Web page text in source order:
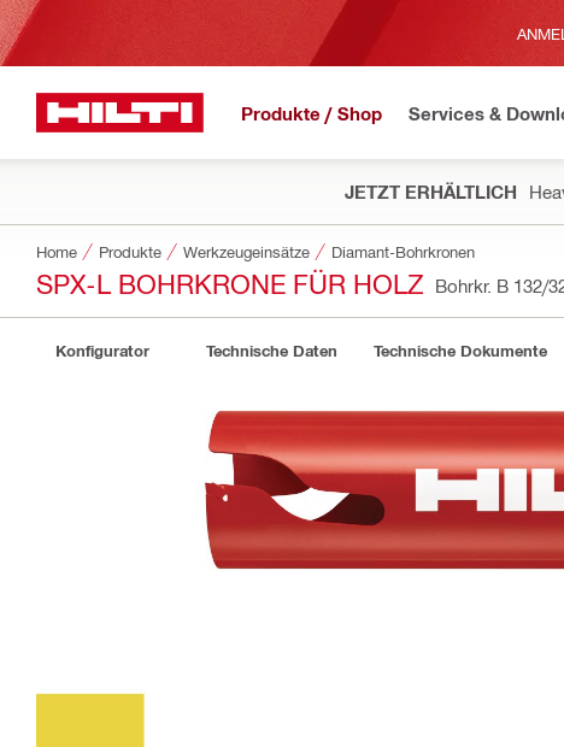
Produkte / Shop Services &
JETZT ERHÄLTLICH
Home Produkte Werkzeugeinsätze Diamant-Bohrkronen
SPX-L BOHRKRONE FÜR HOLZ Bohrkr. B 132/
Konfigurator Technische Daten Technische Dokumente